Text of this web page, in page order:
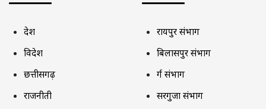
देश
विदेश
छत्तीसगढ़
राजनीती
रायपुर संभाग
बिलासपुर संभाग
दुर्ग संभाग
सरगुजा संभाग